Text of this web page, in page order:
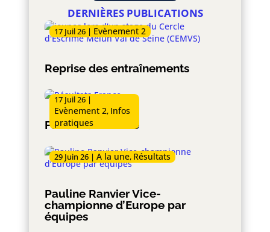
DERNIÈRES PUBLICATIONS
Reprise des entraînements
17 Juil 26 | Evènement 2
Forum de rentrée
17 Juil 26 |
Evènement 2, Infos
pratiques
Pauline Ranvier Vice-
championne d’Europe par
équipes
29 Juin 26 |A la une, Résultats